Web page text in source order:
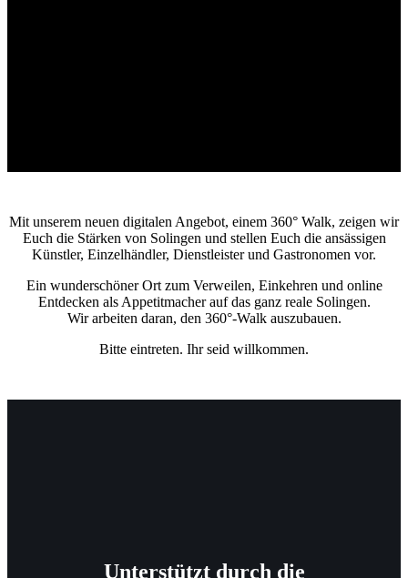
Mit unserem neuen digitalen Angebot, einem 360° Walk, zeigen wir
Euch die Stärken von Solingen und stellen Euch die ansässigen
Künstler, Einzelhändler, Dienstleister und Gastronomen vor.
Ein wunderschöner Ort zum Verweilen, Einkehren und online
Entdecken als Appetitmacher auf das ganz reale Solingen.
Wir arbeiten daran, den 360°-Walk auszubauen.
Bitte eintreten. Ihr seid willkommen.
Unterstützt durch die